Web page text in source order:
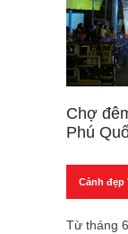
Chợ
Phú
Cảnh đẹp
Từ tháng